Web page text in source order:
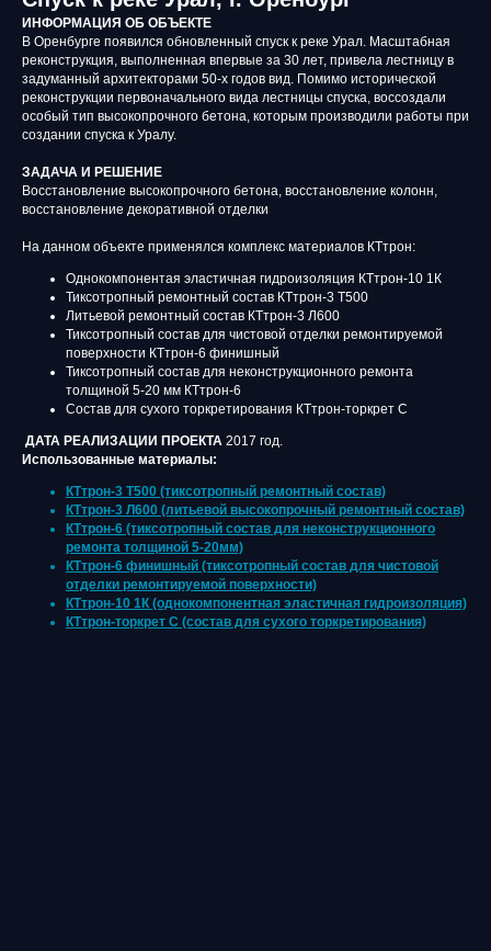
ИНФОРМАЦИЯ ОБ ОБЪЕКТЕ
В Оренбурге появился обновленный спуск к реке Урал. Масштабная
реконструкция, выполненная впервые за 30 лет, привела лестницу в
задуманный архитекторами 50-х годов вид. Помимо исторической
реконструкции первоначального вида лестницы спуска, воссоздали
особый тип высокопрочного бетона, которым производили работы при
создании спуска к Уралу.
ЗАДАЧА И РЕШЕНИЕ
Восстановление высокопрочного бетона, восстановление колонн,
восстановление декоративной отделки
На данном объекте применялся комплекс материалов КТтрон:
Однокомпонентая эластичная гидроизоляция КТтрон-10 1К
Тиксотропный ремонтный состав КТтрон-3 Т500
Литьевой ремонтный состав КТтрон-3 Л600
Тиксотропный состав для чистовой отделки ремонтируемой
поверхности КТтрон-6 финишный
Тиксотропный состав для неконструкционного ремонта
толщиной 5-20 мм КТтрон-6
Состав для сухого торкретирования КТтрон-торкрет С
ДАТА РЕАЛИЗАЦИИ ПРОЕКТА 2017 год.
Использованные материалы:
КТтрон-3 Т500 (тиксотропный ремонтный состав)
КТтрон-3 Л600 (литьевой высокопрочный ремонтный состав)
КТтрон-6 (тиксотропный состав для неконструкционного
ремонта толщиной 5-20мм)
КТтрон-6 финишный (тиксотропный состав для чистовой
отделки ремонтируемой поверхности)
КТтрон-10 1К (однокомпонентная эластичная гидроизоляция)
КТтрон-торкрет С (состав для сухого торкретирования)